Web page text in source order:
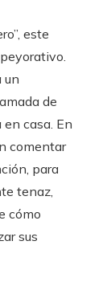
este
un
de
casa. En
comentar
para
tenaz,
cómo
sus